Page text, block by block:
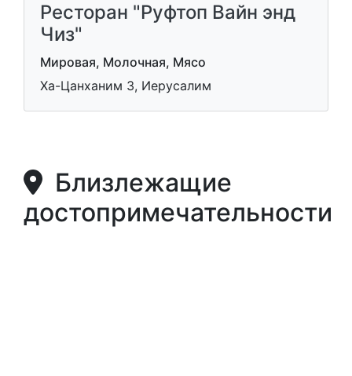
Ресторан "Руфтоп Вайн энд
Чиз"
Мировая, Молочная, Мясо
Ха-Цанханим 3, Иерусалим
Близлежащие
достопримечательности